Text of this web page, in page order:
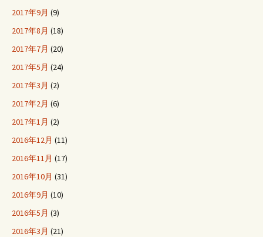
2017年9月 (9)
2017年8月 (18)
2017年7月 (20)
2017年5月 (24)
2017年3月 (2)
2017年2月 (6)
2017年1月 (2)
2016年12月 (11)
2016年11月 (17)
2016年10月 (31)
2016年9月 (10)
2016年5月 (3)
2016年3月 (21)